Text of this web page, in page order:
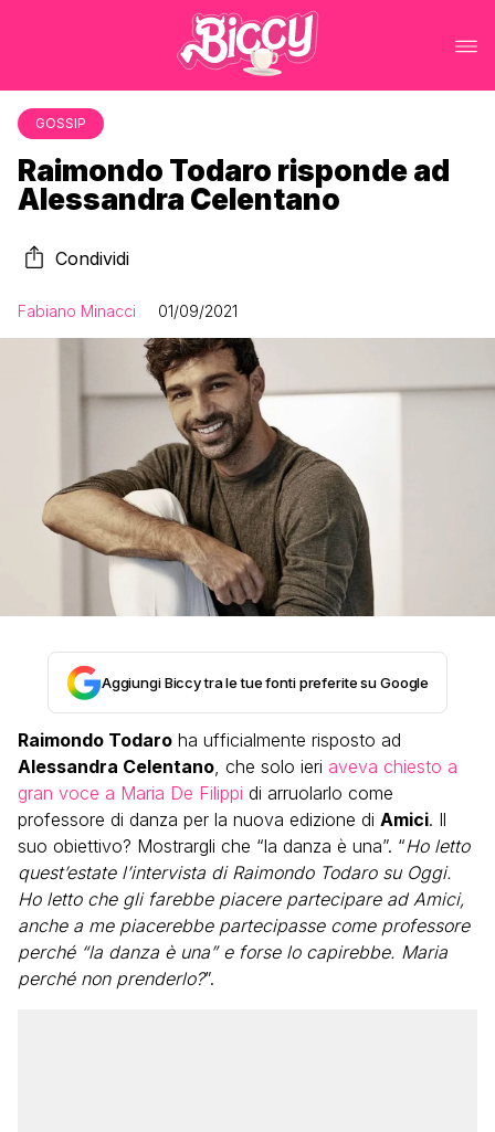
GOSSIP
Raimondo Todaro risponde ad
Alessandra Celentano
Condividi
Fabiano Minacci 01/09/2021
Aggiungi Biccy tra le tue fonti preferite su Google
Raimondo Todaro ha ufficialmente risposto ad
Alessandra Celentano, che solo ieri aveva chiesto a
gran voce a Maria De Filippi di arruolarlo come
professore di danza per la nuova edizione di Amici. Il
suo obiettivo? Mostrargli che “la danza è una”. “Ho letto
quest’estate l’intervista di Raimondo Todaro su Oggi.
Ho letto che gli farebbe piacere partecipare ad Amici,
anche a me piacerebbe partecipasse come professore
perché “la danza è una” e forse lo capirebbe. Maria
perché non prenderlo?”.